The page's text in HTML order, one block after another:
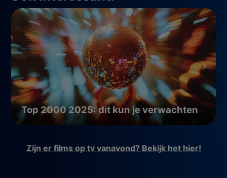
Top 2000 2025: dit kun je verwachten
Zijn er films op tv vanavond? Bekijk het hier!